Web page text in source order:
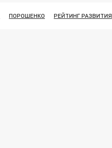
ПОРОШЕНКО РЕЙТИНГ РАЗВИТИЯ